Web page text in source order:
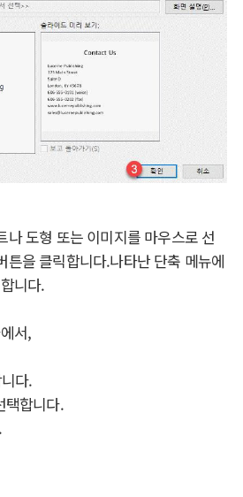
나 도형 또는 이미지를 마우스로 선
튼을 클릭합니다.나타난 단축 메뉴에
니다.
서,
다.
택합니다.